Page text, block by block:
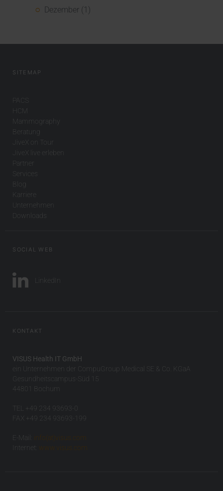
Dezember (1)
SITEMAP
PACS
HCM
Mammography
Beratung
JiveX on Tour
JiveX live erleben
Partner
Services
Blog
Karriere
Unternehmen
Downloads
SOCIAL WEB
LinkedIn
KONTAKT
VISUS Health IT GmbH
ein Unternehmen der CompuGroup Medical SE & Co. KGaA
Gesundheitscampus-Süd 15
44801 Bochum
TEL +49 234 93693-0
FAX +49 234 93693-199
E-Mail:
info(at)visus.com
Internet:
www.visus.com